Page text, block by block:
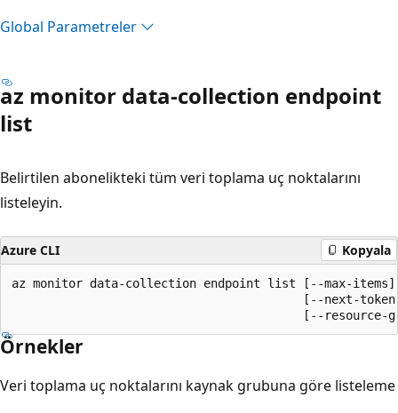
Global Parametreler
az monitor data-collection endpoint
list
Belirtilen abonelikteki tüm veri toplama uç noktalarını
listeleyin.
Azure CLI Kopyala
az monitor data-collection endpoint list [--max-items]
[--next-
[--resource-
Örnekler
Veri toplama uç noktalarını kaynak grubuna göre listeleme